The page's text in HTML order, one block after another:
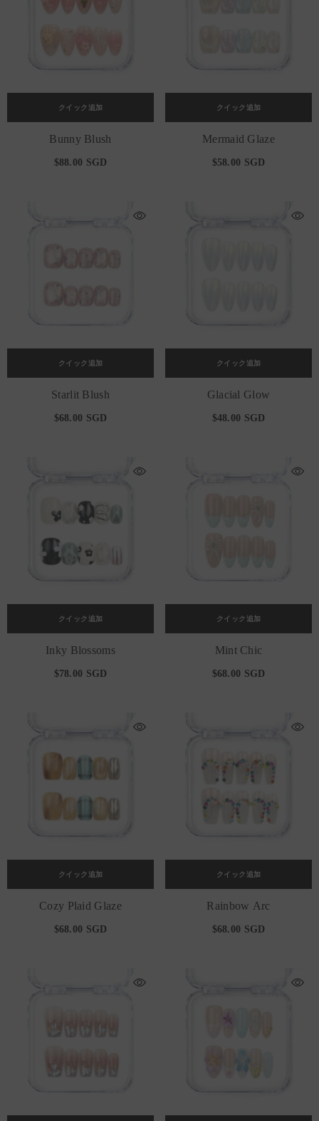
クイック追加
Bunny Blush
$88.00 SGD
クイック追加
Mermaid Glaze
$58.00 SGD
クイック追加
Starlit Blush
$68.00 SGD
クイック追加
Glacial Glow
$48.00 SGD
クイック追加
Inky Blossoms
$78.00 SGD
クイック追加
Mint Chic
$68.00 SGD
クイック追加
Cozy Plaid Glaze
$68.00 SGD
クイック追加
Rainbow Arc
$68.00 SGD